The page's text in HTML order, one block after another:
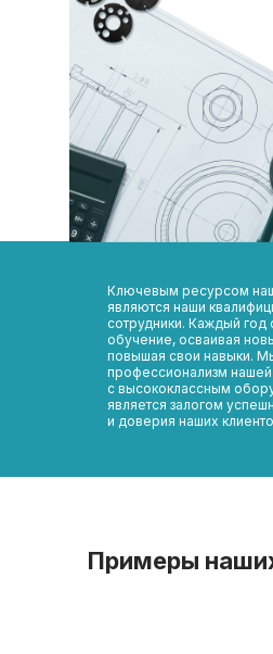
Ключевым ресурсом
являются наши
сотрудники. Каждый год
обучение, осваивая
повышая свои навыки.
профессионализм
с высококлассным
является залогом
и доверия наших
Примеры